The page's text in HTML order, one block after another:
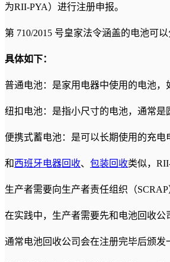
为RII-PYA）进行注册申报。
第 710/2015 号皇家法令涵盖的电池可
具体如下：
普通电池：是家用电器中使用的电池，
纽扣电池：是指小尺寸的电池，通常是
便携式蓄电池：是可以长期使用的充电
和西班牙电器回收、 包装回收类似，
生产者需要向生产者责任组织（
在实践中，生产者需要先和电池回收公
通常电池回收公司会在注册完毕后颁发